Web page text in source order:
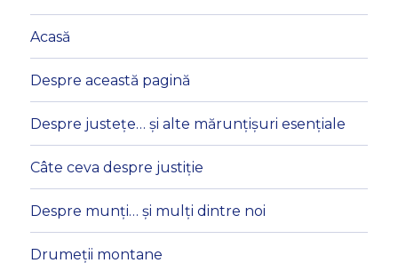
Acasă
Despre această pagină
Despre justețe… și alte mărunțișuri esențiale
Câte ceva despre justiție
Despre munți… și mulți dintre noi
Drumeții montane